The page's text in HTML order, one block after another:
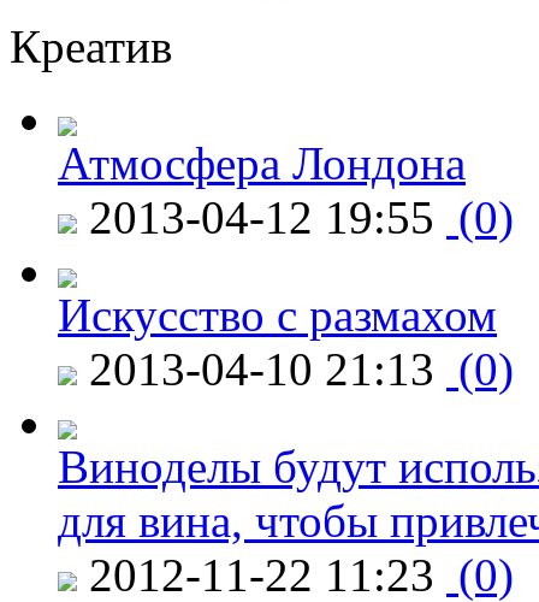
Креатив
Атмосфера Лондона
2013-04-12 19:55 (0)
Искусство с размахом
2013-04-10 21:13 (0)
Виноделы будут
для вина, чтобы
2012-11-22 11:23 (0)